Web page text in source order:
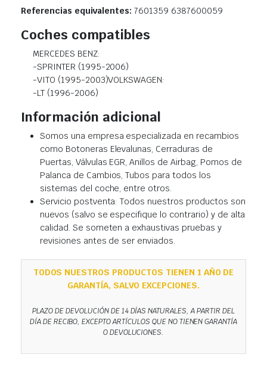
Referencias equivalentes:7601359 6387600059
Coches compatibles
MERCEDES BENZ:
-SPRINTER (1995-2006)
-VITO (1995-2003)VOLKSWAGEN:
-LT (1996-2006)
Información adicional
Somos una empresa especializada en recambios
como Botoneras Elevalunas, Cerraduras de
Puertas, Válvulas EGR, Anillos de Airbag, Pomos de
Palanca de Cambios, Tubos para todos los
sistemas del coche, entre otros.
Servicio postventa: Todos nuestros productos son
nuevos (salvo se especifique lo contrario) y de alta
calidad. Se someten a exhaustivas pruebas y
revisiones antes de ser enviados.
TODOS NUESTROS PRODUCTOS TIENEN 1 AÑO DE
GARANTÍA, SALVO EXCEPCIONES.
PLAZO DE DEVOLUCIÓN DE 14 DÍAS NATURALES, A PARTIR DEL
DÍA DE RECIBO, EXCEPTO ARTÍCULOS QUE NO TIENEN GARANTÍA
O DEVOLUCIONES.